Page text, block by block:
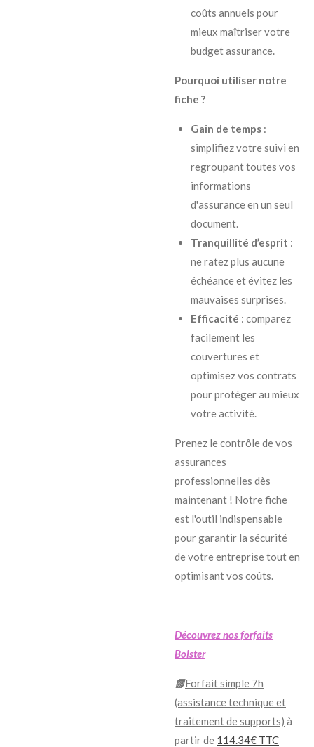
coûts annuels pour
mieux maîtriser votre
budget assurance.
Pourquoi utiliser notre
fiche ?
Gain de temps:
simplifiez votre suivi en
regroupant toutes vos
informations
d'assurance en un seul
document.
Tranquillité d’esprit :
ne ratez plus aucune
échéance et évitez les
mauvaises surprises.
Efficacité : comparez
facilement les
couvertures et
optimisez vos contrats
pour protéger au mieux
votre activité.
Prenez le contrôle de vos
assurances
professionnelles dès
maintenant ! Notre fiche
est l'outil indispensable
pour garantir la sécurité
de votre entreprise tout en
optimisant vos coûts.
Découvrez nos forfaits
Bolster
📗Forfait simple 7h
(assistance technique et
traitement de supports) à
partir de 114.34€ TTC